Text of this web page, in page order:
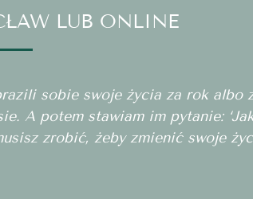
LUB ONLINE
sobie swoje życia za rok albo
A potem stawiam im pytanie:
zrobić, żeby zmienić swoje